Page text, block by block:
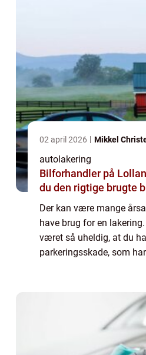
02 april 2026 Mikkel
autolakering
Bilforhandler på
du den rigtige brugte
Der kan være mange
have brug for en
været så uheldig, at du
parkeringsskade, som